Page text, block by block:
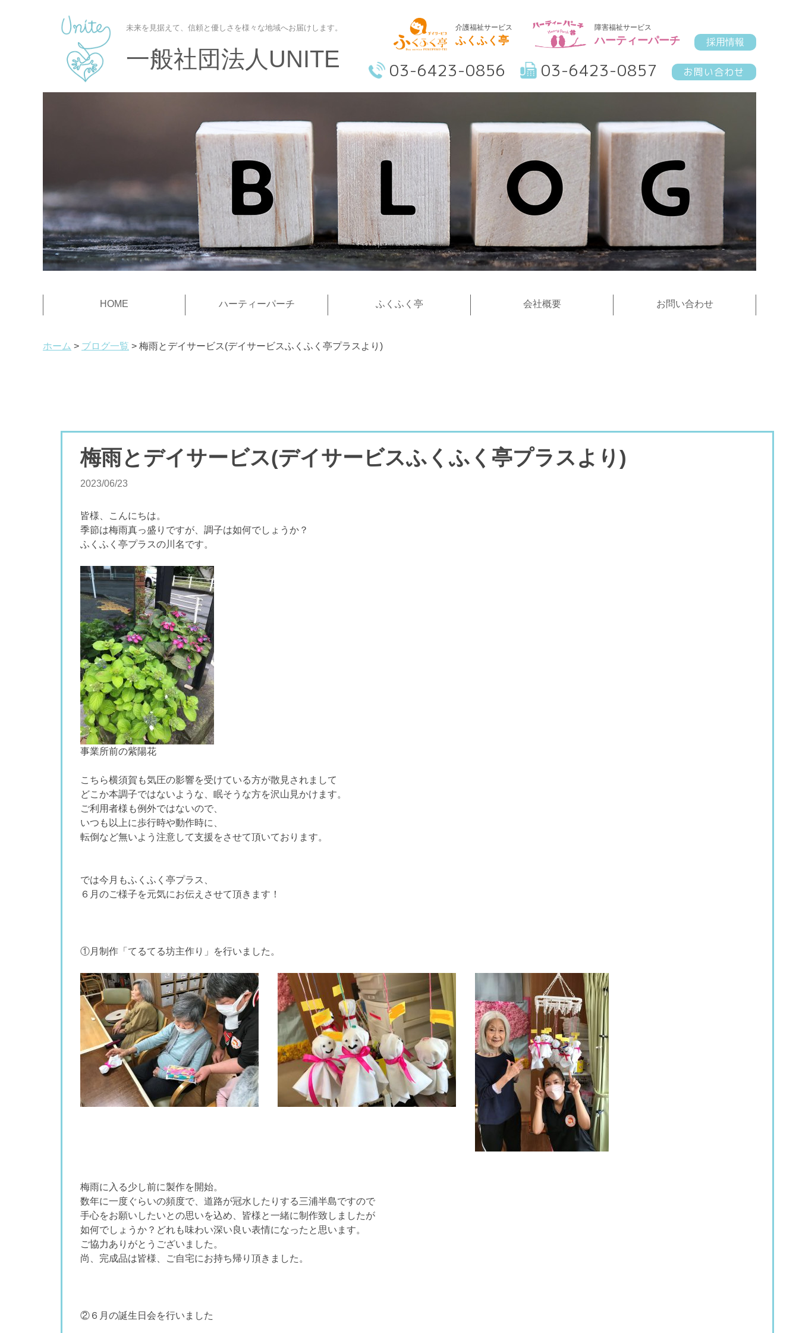
未来を見据えて、信頼と優しさを様々な地域へお届けします。
一般社団法人UNITE
介護福祉サービス
ふくふく亭
障害福祉サービス
ハーティーパーチ 採用情報
03-6423-0856 03-6423-0857 お問い合わせ
HOME ハーティーパーチ ふくふく亭 会社概要 お問い合わせ
ホーム ブログ一覧 梅雨とデイサービス(デイサービスふくふく亭プラスより)
梅雨とデイサービス(デイサービスふくふく亭プラスより)
2023/06/23
皆様、こんにちは。
季節は梅雨真っ盛りですが、調子は如何でしょうか？
ふくふく亭プラスの川名です。
事業所前の紫陽花
こちら横須賀も気圧の影響を受けている方が散見されまして
どこか本調子ではないような、眠そうな方を沢山見かけます。
ご利用者様も例外ではないので、
いつも以上に歩行時や動作時に、
転倒など無いよう注意して支援をさせて頂いております。
では今月もふくふく亭プラス、
６月のご様子を元気にお伝えさせて頂きます！
①月制作「てるてる坊主作り」を行いました。
梅雨に入る少し前に製作を開始。
数年に一度ぐらいの頻度で、道路が冠水したりする三浦半島ですので
手心をお願いしたいとの思いを込め、皆様と一緒に制作致しましたが
如何でしょうか？どれも味わい深い良い表情になったと思います。
ご協力ありがとうございました。
尚、完成品は皆様、ご自宅にお持ち帰り頂きました。
②６月の誕生日会を行いました